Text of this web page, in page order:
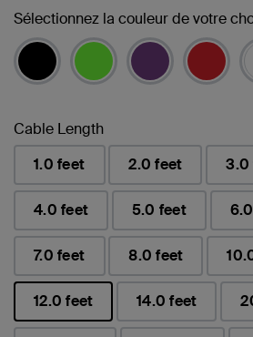
Sélectionnez la couleur de votre
Cable Length
1.0 feet
2.0 feet 3.0
4.0 feet 5.0 feet
7.0 feet 8.0 feet
12.0 feet
sélectionné(s)
14.0 feet